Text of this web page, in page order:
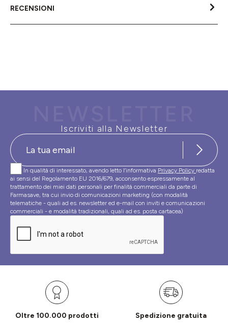
RECENSIONI
Iscriviti alla Newsletter
In qualità di interessato, avendo letto l’informativa Privacy Policy redatta
ai sensi del Regolamento EU 2016/679, acconsento espressamente al
trattamento dei miei dati personali per finalità commerciali da parte di
Farmasave, tra cui invio di comunicazioni marketing (con modalità
telematiche - quali ad es. newsletter ed e-mail con inviti e comunicazioni
commerciali - e modalità tradizionali, quali ad es. posta cartacea)
Oltre 100.000 prodotti Spedizione gratuita